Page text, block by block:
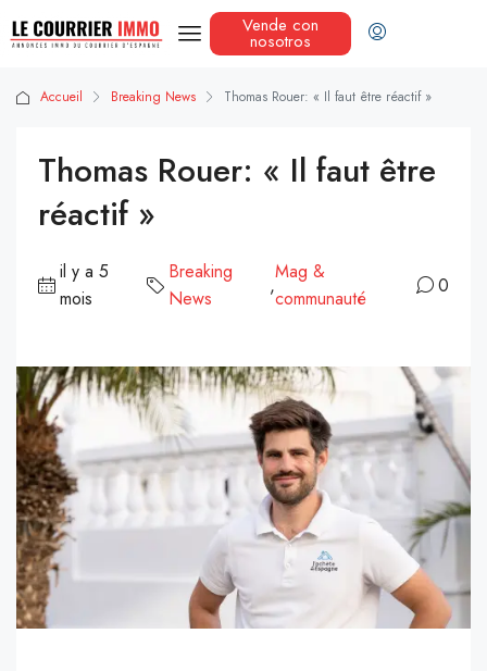
Vende con
nosotros
Accueil Breaking News Thomas Rouer: « Il faut être réactif »
Thomas Rouer: « Il faut être
réactif »
il y a 5
mois
Breaking
News
,
Mag &
communauté
0